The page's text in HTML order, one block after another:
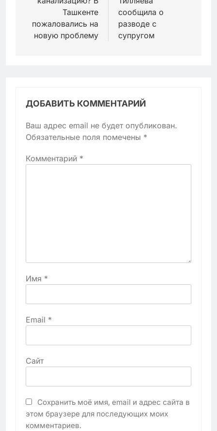
Ташкенте
пожаловались на
новую проблему
сообщила о
разводе с
супругом
ДОБАВИТЬ КОММЕНТАРИЙ
Ваш адрес email не будет опубликован.
Обязательные поля помечены *
Комментарий *
Имя *
Email *
Сайт
Сохранить моё имя, email и адрес сайта в
этом браузере для последующих моих
комментариев.